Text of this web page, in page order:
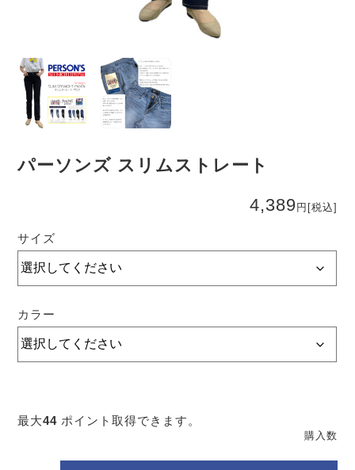
パーソンズ スリムストレート
4,389 円 [税込]
サイズ
カラー
最大44 ポイント取得できます。
ソ
ム